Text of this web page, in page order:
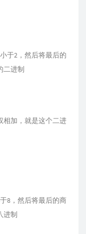
于2，然后将最后的
二进制
相加，就是这个二进
8，然后将最后的商
进制